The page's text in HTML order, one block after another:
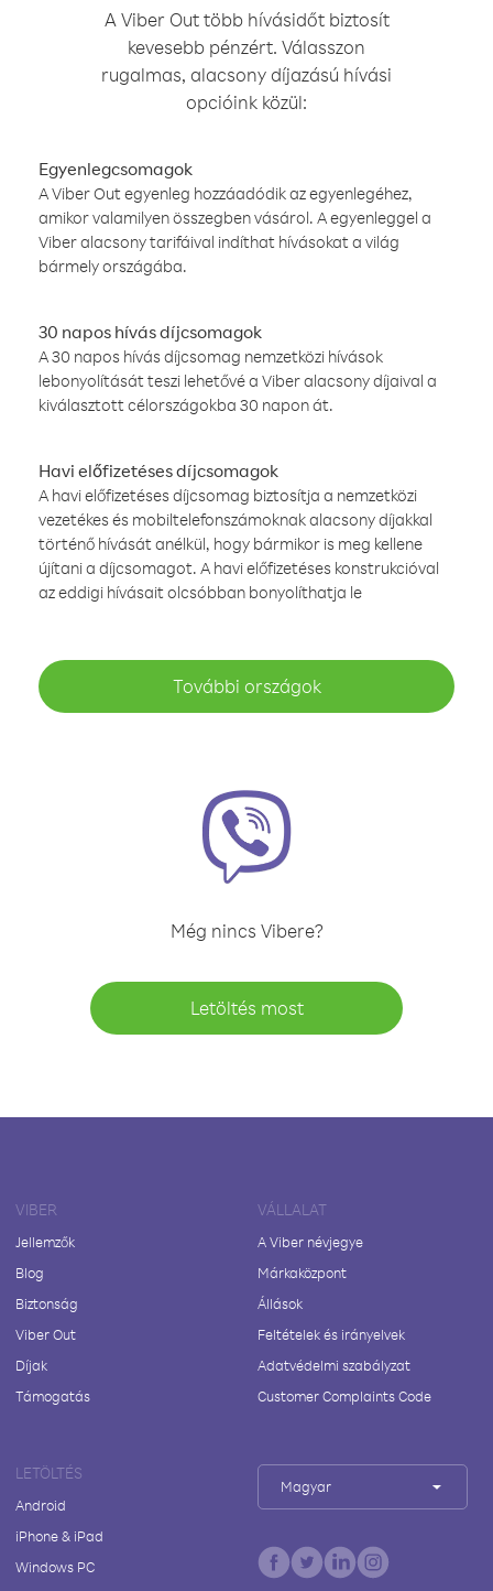
A Viber Out több hívásidőt biztosít
kevesebb pénzért. Válasszon
rugalmas, alacsony díjazású hívási
opcióink közül:
Egyenlegcsomagok
A Viber Out egyenleg hozzáadódik az egyenlegéhez,
amikor valamilyen összegben vásárol. A egyenleggel a
Viber alacsony tarifáival indíthat hívásokat a világ
bármely országába.
30 napos hívás díjcsomagok
A 30 napos hívás díjcsomag nemzetközi hívások
lebonyolítását teszi lehetővé a Viber alacsony díjaival a
kiválasztott célországokba 30 napon át.
Havi előfizetéses díjcsomagok
A havi előfizetéses díjcsomag biztosítja a nemzetközi
vezetékes és mobiltelefonszámoknak alacsony díjakkal
történő hívását anélkül, hogy bármikor is meg kellene
újítani a díjcsomagot. A havi előfizetéses konstrukcióval
az eddigi hívásait olcsóbban bonyolíthatja le
További országok
Még nincs Vibere?
Letöltés most
VIBER
Jellemzők
Blog
Biztonság
Viber Out
Díjak
Támogatás
VÁLLALAT
A Viber névjegye
Márkaközpont
Állások
Feltételek és irányelvek
Adatvédelmi szabályzat
Customer Complaints Code
LETÖLTÉS
Android
iPhone & iPad
Windows PC
Magyar